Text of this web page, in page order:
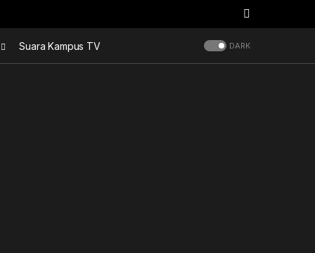
Suara Kampus TV DARK